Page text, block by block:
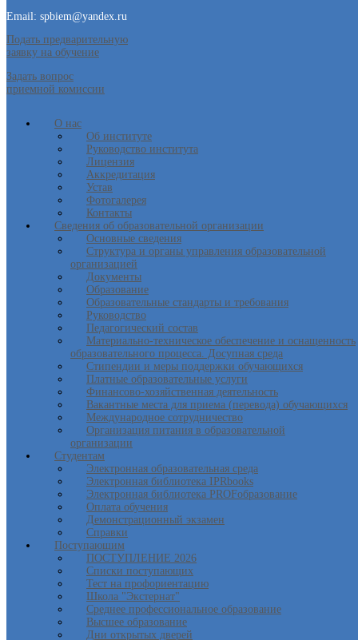
Email: spbiem@yandex.ru
Подать предварительную
заявку на обучение
Задать вопрос
приемной комиссии
О нас
Об институте
Руководство института
Лицензия
Аккредитация
Устав
Фотогалерея
Контакты
Сведения об образовательной организации
Основные сведения
Структура и органы управления образовательной
организацией
Документы
Образование
Образовательные стандарты и требования
Руководство
Педагогический состав
Материально-техническое обеспечение и оснащенность
образовательного процесса. Досупная среда
Стипендии и меры поддержки обучающихся
Платные образовательные услуги
Финансово-хозяйственная деятельность
Вакантные места для приема (перевода) обучающихся
Международное сотрудничество
Организация питания в образовательной
организации
Студентам
Электронная образовательная среда
Электронная библиотека IPRbooks
Электронная библиотека PROFобразование
Оплата обучения
Демонстрационный экзамен
Справки
Поступающим
ПОСТУПЛЕНИЕ 2026
Списки поступающих
Тест на профориентацию
Школа "Экстернат"
Среднее профессиональное образование
Высшее образование
Дни открытых дверей